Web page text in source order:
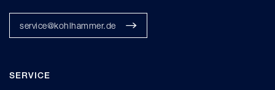
service@kohlhammer.de
SERVICE